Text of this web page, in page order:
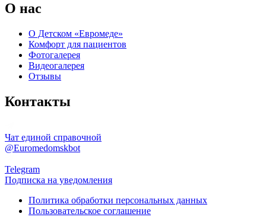
О нас
О Детском «Евромеде»
Комфорт для пациентов
Фотогалерея
Видеогалерея
Отзывы
Контакты
Чат единой справочной
@Euromedomskbot
Telegram
Подписка на уведомления
Политика обработки персональных данных
Пользовательское соглашение